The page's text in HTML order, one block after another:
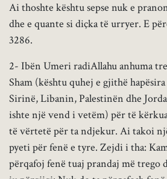
Ai thoshte kështu sepse nuk e
dhe e quante si diçka të urryer. E
3286.
2- Ibën Umeri radiAllahu anhuma
Sham (kështu quhej e gjithë
Sirinë, Libanin, Palestinën dhe
ishte një vend i vetëm) për të
të vërtetë për ta ndjekur. Ai takoi
pyeti për fenë e tyre. Zejdi i tha:
përqafoj fenë tuaj prandaj më trego